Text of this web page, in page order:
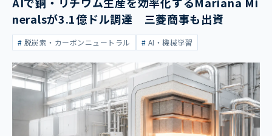
neralsが3.1億ドル調達 三菱商事も出資
脱炭素・カーボンニュートラル AI・機械学習